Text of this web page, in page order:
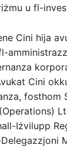
u fl-
Cini hija
Cini
fosthom
Iżvilupp